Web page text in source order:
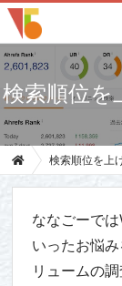
検索順位を
検索順位を上
ななごーで
いったお悩
リュームの